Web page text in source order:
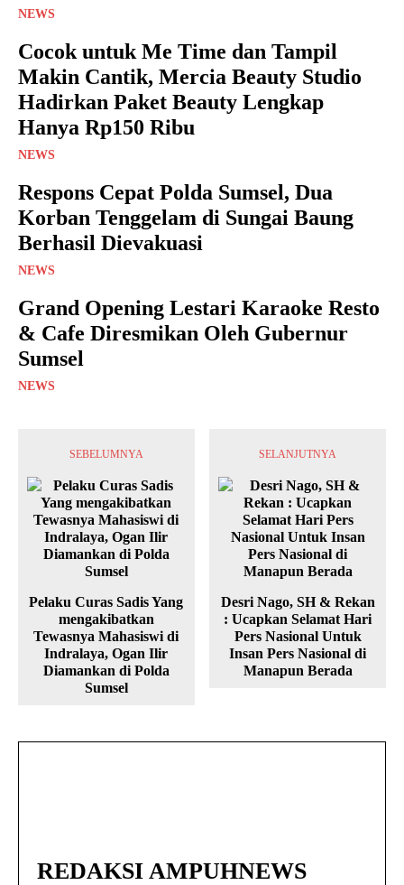
NEWS
Cocok untuk Me Time dan Tampil
Makin Cantik, Mercia Beauty Studio
Hadirkan Paket Beauty Lengkap
Hanya Rp150 Ribu
NEWS
Respons Cepat Polda Sumsel, Dua
Korban Tenggelam di Sungai Baung
Berhasil Dievakuasi
NEWS
Grand Opening Lestari Karaoke Resto
& Cafe Diresmikan Oleh Gubernur
Sumsel
NEWS
SEBELUMNYA
Pelaku Curas Sadis Yang
mengakibatkan
Tewasnya Mahasiswi di
Indralaya, Ogan Ilir
Diamankan di Polda
Sumsel
SELANJUTNYA
Desri Nago, SH & Rekan
: Ucapkan Selamat Hari
Pers Nasional Untuk
Insan Pers Nasional di
Manapun Berada
REDAKSI AMPUHNEWS